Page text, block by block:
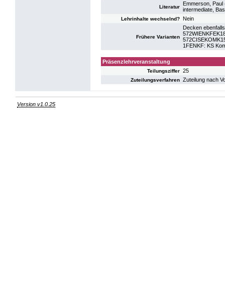
Literatur
Emmerson,
intermediate,
Lehrinhalte wechselnd? Nein
Frühere Varianten
Decken
1FENKF: KS
Präsenzlehrveranstaltung
Teilungsziffer 25
Zuteilungsverfahren Zuteilung nach
Version v1.0.25